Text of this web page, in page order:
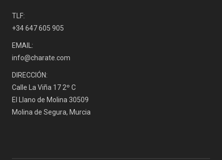
TLF:
+34 647 605 905
EMAIL:
info@charate.com
DIRECCIÓN:
Calle La Viña 17 2º C
El Llano de Molina 30509
Molina de Segura, Murcia